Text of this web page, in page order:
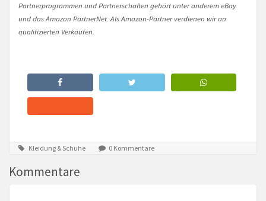
Partnerprogrammen und Partnerschaften gehört unter anderem eBay
und das Amazon PartnerNet. Als Amazon-Partner verdienen wir an
qualifizierten Verkäufen.
Kleidung & Schuhe 0 Kommentare
Kommentare